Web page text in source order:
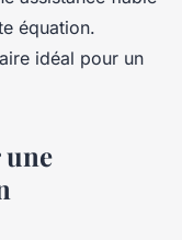
équation.
idéal pour un
une